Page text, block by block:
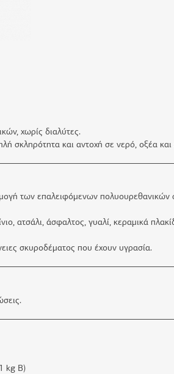
χωρίς διαλύτες.
σκληρότητα και αντοχή σε νερό, οξέα και
των επαλειφόμενων πολυουρεθανικών
ατσάλι, άσφαλτος, γυαλί, κεραμικά
σκυροδέματος που έχουν υγρασία.
kg B)